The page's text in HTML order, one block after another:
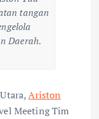
tangan
Daerah.
Ariston
Meeting Tim